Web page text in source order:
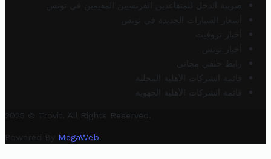
ضريبة الدخل للمتقاعدين الفرنسيين المقيمين في تونس
أسعار السيارات الجديدة في تونس
أخبار تروفيت
أخبار تونس
رابط خلفي مجاني
قائمة الشركات الأهلية المحلية
قائمة الشركات الأهلية الجهوية
2025 © Trovit. All Rights Reserved.
Powered By MegaWeb